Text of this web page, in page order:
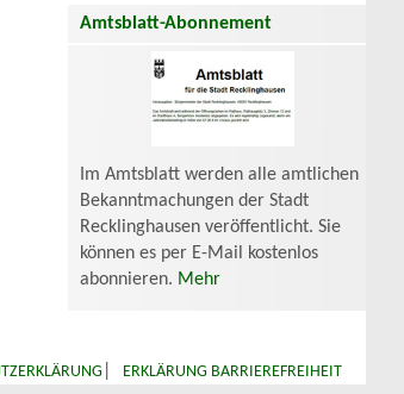
Amtsblatt-Abonnement
Im Amtsblatt werden alle amtlichen
Bekanntmachungen der Stadt
Recklinghausen veröffentlicht. Sie
können es per E-Mail kostenlos
abonnieren. Mehr
ERKLÄRUNG BARRIEREFREIHEIT